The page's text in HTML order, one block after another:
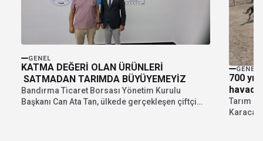
GENEL
KATMA DEĞERİ OLAN ÜRÜNLERİ
SATMADAN TARIMDA BÜYÜYEMEYİZ
Bandırma Ticaret Borsası Yönetim Kurulu
Başkanı Can Ata Tan, ülkede gerçekleşen çiftçi
GENEL
700
Tarım